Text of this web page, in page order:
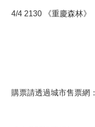
4/4 2130 《重慶森林》
購票請透過城市售票網：